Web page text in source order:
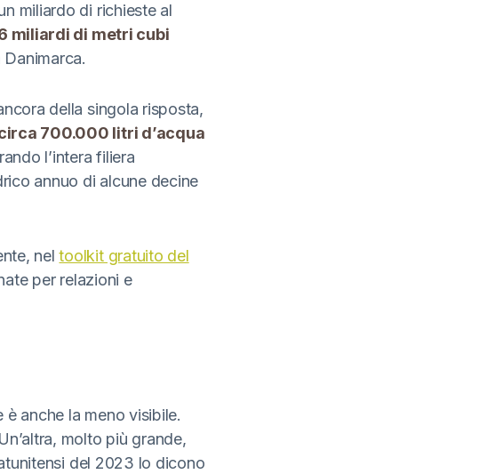
miliardo di richieste al
miliardi di metri cubi
della singola risposta,
700.000 litri d’acqua
l’intera filiera
annuo di alcune decine
neltoolkit gratuito del
per relazioni e
anche la meno visibile.
molto più grande,
del 2023 lo dicono